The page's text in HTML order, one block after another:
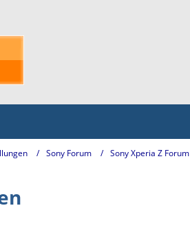
Sony Forum Sony Xperia Z Forum